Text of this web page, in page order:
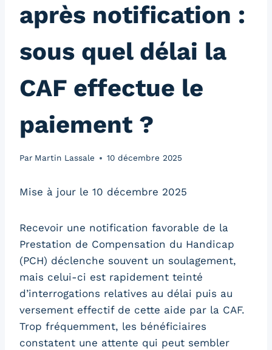
après notification :
sous quel délai la
CAF effectue le
paiement ?
Par Martin Lassale 10 décembre 2025
Mise à jour le 10 décembre 2025
Recevoir une notification favorable de la
Prestation de Compensation du Handicap
(PCH) déclenche souvent un soulagement,
mais celui-ci est rapidement teinté
d’interrogations relatives au délai puis au
versement effectif de cette aide par la CAF.
Trop fréquemment, les bénéficiaires
constatent une attente qui peut sembler